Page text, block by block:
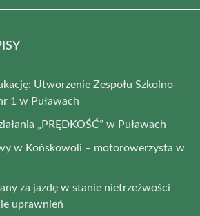
Utworzenie Zespołu Szkolno-
1 w Puławach
„PRĘDKOŚĆ” w Puławach
w Końskowoli – motorowerzysta w
za jazdę w stanie nietrzeźwości
uprawnień